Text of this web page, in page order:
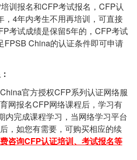
训报名和CFP考试报名，CFP认
，4年内考生不用再培训，可直接
考试成绩是保留5年的，CFP考试
FPSB China的认证条件即可申请
官方授权CFP系列认证网络服
网报名CFP网络课程后，学习有
内完成课程学习，当网络学习平台
，如您有需要，可购买相应的续
咨询CFP认证培训、考试报名等